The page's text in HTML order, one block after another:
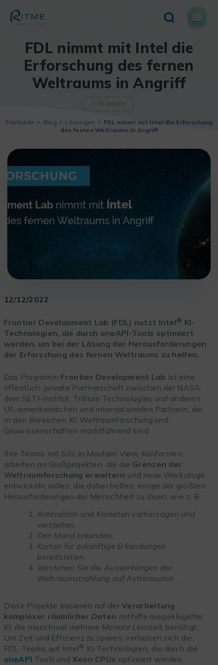
content
FDL nimmt mit Intel die
Erforschung des fernen
Weltraums in Angriff
LÖSUNGEN
Startseite Blog Lösungen
FDL nimmt mit Intel die Erforschung
des fernen Weltraums in Angriff
12/12/2022
Frontier Development Lab (FDL) nutzt Intel® KI-
Technologien, die durch oneAPI-Tools optimiert
werden, um bei der Lösung der Herausforderungen
der Erforschung des fernen Weltraums zu helfen.
Das Programm Frontier Development Lab ist eine
öffentlich-private Partnerschaft zwischen der NASA,
dem SETI-Institut, Trillium Technologies und anderen
US-amerikanischen und internationalen Partnern, die
in den Bereichen KI, Weltraumforschung und
Geowissenschaften marktführend sind.
Ihre Teams mit Sitz in Moutain View, Kalifornien,
arbeiten an Großprojekten, die die Grenzen der
Weltraumforschung erweitern und neue Werkzeuge
entwickeln sollen, die dabei helfen, einige der größten
Herausforderungen der Menschheit zu lösen, wie z. B. :
Asteroiden und Kometen vorhersagen und
verstehen,
Den Mond erkunden,
Karten für zukünftige Erkundungen
bereitstellen,
Verstehen Sie die Auswirkungen der
Weltraumstrahlung auf Astronauten …
Diese Projekte basieren auf derVerarbeitung
komplexer räumlicher Daten mithilfe ausgeklügelter
KI, die manchmal mehrere Monate Lernzeit benötigt.
Um Zeit und Effizienz zu sparen, verlassen sich die
FDL-Teams auf Intel® KI-Technologien, die durch die
oneAPI Tools und Xeon CPUs optimiert werden.